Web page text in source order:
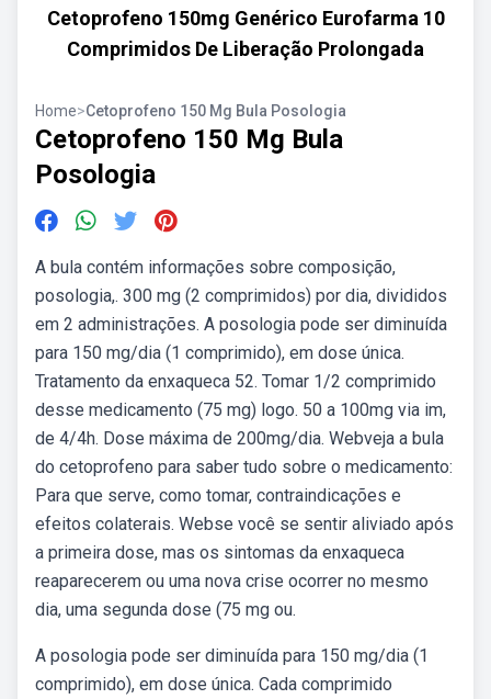
Cetoprofeno 150mg Genérico Eurofarma 10
Comprimidos De Liberação Prolongada
Home>Cetoprofeno 150 Mg Bula Posologia
Cetoprofeno 150 Mg Bula
Posologia
A bula contém informações sobre composição,
posologia,. 300 mg (2 comprimidos) por dia, divididos
em 2 administrações. A posologia pode ser diminuída
para 150 mg/dia (1 comprimido), em dose única.
Tratamento da enxaqueca 52. Tomar 1/2 comprimido
desse medicamento (75 mg) logo. 50 a 100mg via im,
de 4/4h. Dose máxima de 200mg/dia. Webveja a bula
do cetoprofeno para saber tudo sobre o medicamento:
Para que serve, como tomar, contraindicações e
efeitos colaterais. Webse você se sentir aliviado após
a primeira dose, mas os sintomas da enxaqueca
reaparecerem ou uma nova crise ocorrer no mesmo
dia, uma segunda dose (75 mg ou.
A posologia pode ser diminuída para 150 mg/dia (1
comprimido), em dose única. Cada comprimido